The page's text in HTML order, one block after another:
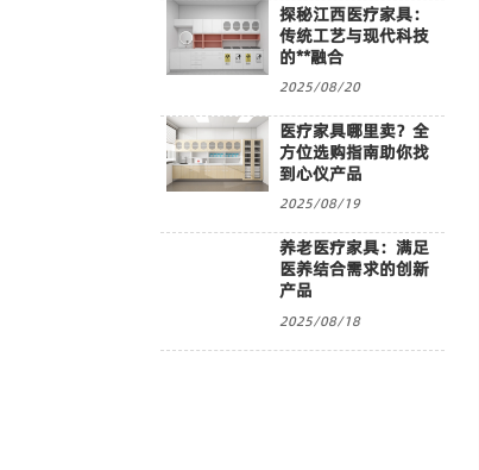
探秘江西医疗家具：
传统工艺与现代科技
的**融合
2025/08/20
医疗家具哪里卖？全
方位选购指南助你找
到心仪产品
2025/08/19
养老医疗家具：满足
医养结合需求的创新
产品
2025/08/18